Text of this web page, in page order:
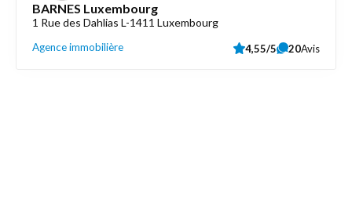
BARNES Luxembourg
1 Rue des Dahlias L-1411 Luxembourg
Agence immobilière 4,55/5 20Avis